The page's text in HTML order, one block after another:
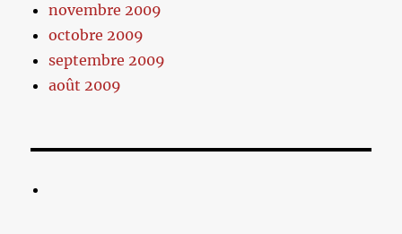
novembre 2009
octobre 2009
septembre 2009
août 2009